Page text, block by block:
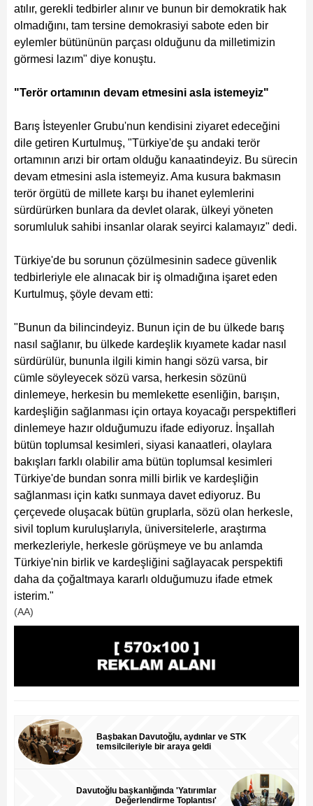
atılır, gerekli tedbirler alınır ve bunun bir demokratik hak
olmadığını, tam tersine demokrasiyi sabote eden bir
eylemler bütününün parçası olduğunu da milletimizin
görmesi lazım" diye konuştu.
"Terör ortamının devam etmesini asla istemeyiz"
Barış İsteyenler Grubu'nun kendisini ziyaret edeceğini
dile getiren Kurtulmuş, "Türkiye'de şu andaki terör
ortamının arızi bir ortam olduğu kanaatindeyiz. Bu sürecin
devam etmesini asla istemeyiz. Ama kusura bakmasın
terör örgütü de millete karşı bu ihanet eylemlerini
sürdürürken bunlara da devlet olarak, ülkeyi yöneten
sorumluluk sahibi insanlar olarak seyirci kalamayız" dedi.
Türkiye'de bu sorunun çözülmesinin sadece güvenlik
tedbirleriyle ele alınacak bir iş olmadığına işaret eden
Kurtulmuş, şöyle devam etti:
"Bunun da bilincindeyiz. Bunun için de bu ülkede barış
nasıl sağlanır, bu ülkede kardeşlik kıyamete kadar nasıl
sürdürülür, bununla ilgili kimin hangi sözü varsa, bir
cümle söyleyecek sözü varsa, herkesin sözünü
dinlemeye, herkesin bu memlekette esenliğin, barışın,
kardeşliğin sağlanması için ortaya koyacağı perspektifleri
dinlemeye hazır olduğumuzu ifade ediyoruz. İnşallah
bütün toplumsal kesimleri, siyasi kanaatleri, olaylara
bakışları farklı olabilir ama bütün toplumsal kesimleri
Türkiye'de bundan sonra milli birlik ve kardeşliğin
sağlanması için katkı sunmaya davet ediyoruz. Bu
çerçevede oluşacak bütün gruplarla, sözü olan herkesle,
sivil toplum kuruluşlarıyla, üniversitelerle, araştırma
merkezleriyle, herkesle görüşmeye ve bu anlamda
Türkiye'nin birlik ve kardeşliğini sağlayacak perspektifi
daha da çoğaltmaya kararlı olduğumuzu ifade etmek
isterim."
(AA)
Başbakan Davutoğlu, aydınlar ve STK
temsilcileriyle bir araya geldi
Davutoğlu başkanlığında 'Yatırımlar
Değerlendirme Toplantısı'